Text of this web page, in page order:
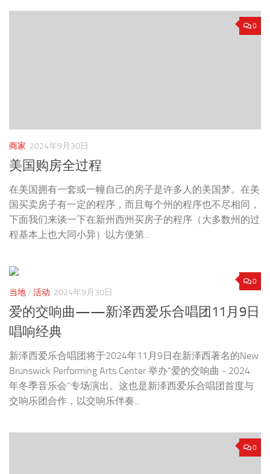
0
商家 2024年9月30日
美国购房全过程
在美国拥有一套或一幢自己的房子是许多人的美国梦。在美
国买卖房子有一定的程序，而且每个州的程序也不尽相同，
下面我们来谈一下在新州西州买房子的程序（大多数州的过
程基本上也大同小异）以方便第...
0
当地/ 活动 2024年9月30日
爱的交响曲——新泽西爱乐合唱团11月9日
唱响经典
新泽西爱乐合唱团将于2024年11月9日在新泽西著名的New
Brunswick Performing Arts Center 举办“爱的交响曲 - 2024
年冬季音乐会”专场演出。这也是新泽西爱乐合唱团首度与
交响乐团合作，以交响乐伴奏...
0